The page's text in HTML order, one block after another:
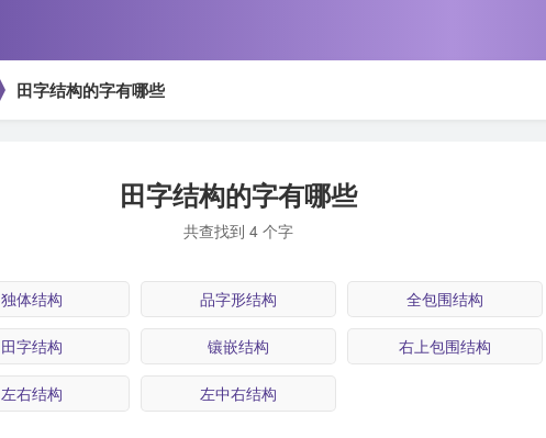
田字结构的字有哪些
田字结构的字有哪些
共查找到 4 个字
独体结构 品字形结构 全包围结构
田字结构 镶嵌结构 右上包围结构
左右结构 左中右结构